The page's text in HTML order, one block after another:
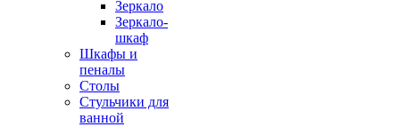
Зеркало
Зеркало-
шкаф
Шкафы и
пеналы
Столы
Стульчики для
ванной